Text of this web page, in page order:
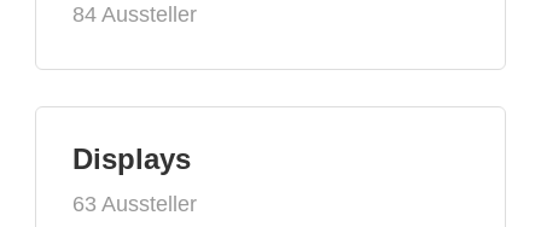
84 Aussteller
Displays
63 Aussteller